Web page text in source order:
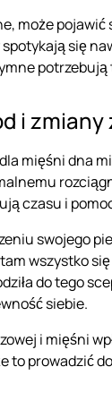
może
się
i
mięśni dna
czasu i
swojego
wszystko
do tego
siebie.
i mięśni
to prowadzić